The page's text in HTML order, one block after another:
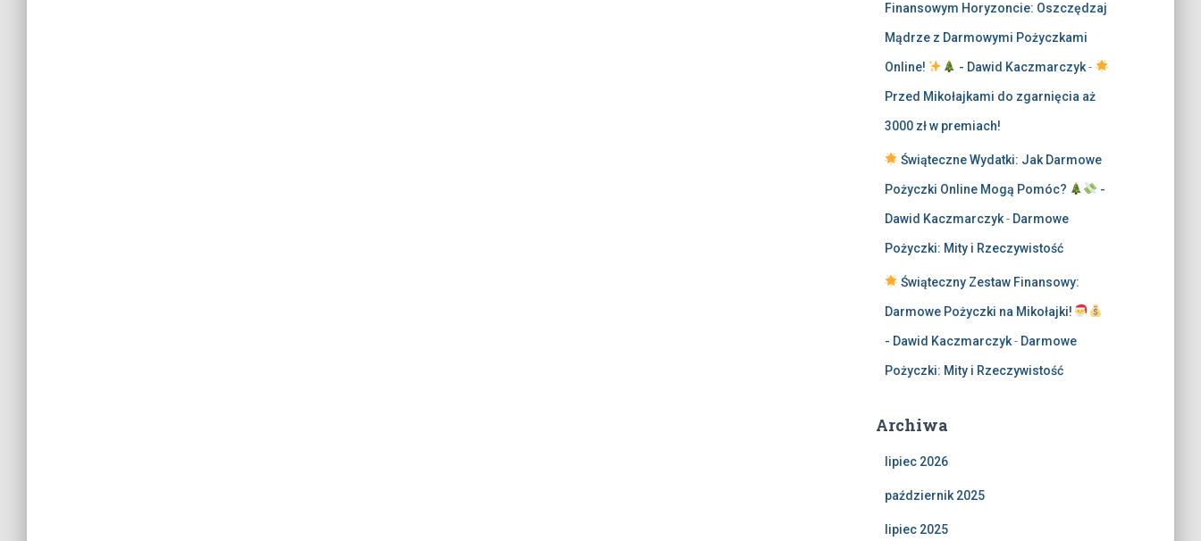
Finansowym Horyzoncie: Oszczędzaj
Mądrze z Darmowymi Pożyczkami
Online! - Dawid Kaczmarczyk-
Przed Mikołajkami do zgarnięcia aż
3000 zł w premiach!
Świąteczne Wydatki: Jak Darmowe
Pożyczki Online Mogą Pomóc? -
Dawid Kaczmarczyk- Darmowe
Pożyczki: Mity i Rzeczywistość
Świąteczny Zestaw Finansowy:
Darmowe Pożyczki na Mikołajki!
- Dawid Kaczmarczyk- Darmowe
Pożyczki: Mity i Rzeczywistość
Archiwa
lipiec 2026
październik 2025
lipiec 2025